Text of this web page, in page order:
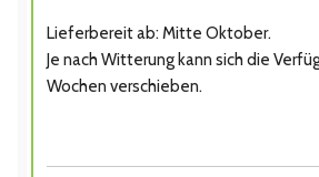
Lieferbereit ab: Mitte Oktober.
Je nach Witterung kann sich die
Wochen verschieben.